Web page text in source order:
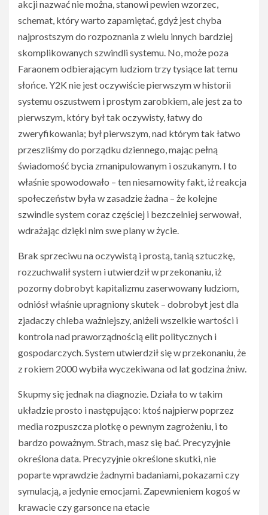
akcji nazwać nie można, stanowi pewien wzorzec,
schemat, który warto zapamiętać, gdyż jest chyba
najprostszym do rozpoznania z wielu innych bardziej
skomplikowanych szwindli systemu. No, może poza
Faraonem odbierającym ludziom trzy tysiące lat temu
słońce. Y2K nie jest oczywiście pierwszym w historii
systemu oszustwem i prostym zarobkiem, ale jest za to
pierwszym, który był tak oczywisty, łatwy do
zweryfikowania; był pierwszym, nad którym tak łatwo
przeszliśmy do porządku dziennego, mając pełną
świadomość bycia zmanipulowanym i oszukanym. I to
właśnie spowodowało – ten niesamowity fakt, iż reakcja
społeczeństw była w zasadzie żadna – że kolejne
szwindle system coraz częściej i bezczelniej serwował,
wdrażając dzięki nim swe plany w życie.
Brak sprzeciwu na oczywistą i prostą, tanią sztuczkę,
rozzuchwalił system i utwierdził w przekonaniu, iż
pozorny dobrobyt kapitalizmu zaserwowany ludziom,
odniósł właśnie upragniony skutek – dobrobyt jest dla
zjadaczy chleba ważniejszy, aniżeli wszelkie wartości i
kontrola nad praworządnością elit politycznych i
gospodarczych. System utwierdził się w przekonaniu, że
z rokiem 2000 wybiła wyczekiwana od lat godzina żniw.
Skupmy się jednak na diagnozie. Działa to w takim
układzie prosto i następująco: ktoś najpierw poprzez
media rozpuszcza plotkę o pewnym zagrożeniu, i to
bardzo poważnym. Strach, masz się bać. Precyzyjnie
określona data. Precyzyjnie określone skutki, nie
poparte wprawdzie żadnymi badaniami, pokazami czy
symulacją, a jedynie emocjami. Zapewnieniem kogoś w
krawacie czy garsonce na etacie